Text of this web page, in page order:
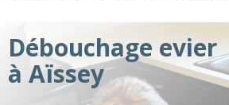
Débouchage evier
à Aïssey